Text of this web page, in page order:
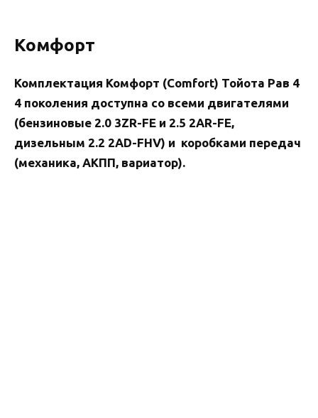
Комфорт
Комплектация Комфорт (Comfort) Тойота Рав 4
4 поколения доступна со всеми двигателями
(бензиновые 2.0 3ZR-FE и 2.5 2AR-FE,
дизельным 2.2 2AD-FHV) и коробками передач
(механика, АКПП, вариатор).